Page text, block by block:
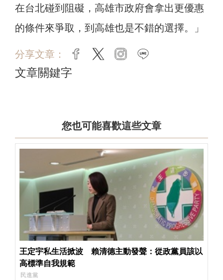
在台北碰到阻礙，高雄市政府會拿出更優惠
的條件來爭取，到高雄也是不錯的選擇。」
分享文章： facebook
twitter instagram
文章關鍵字
您也可能喜歡這些文章
王定宇私生活掀波 賴清德主動發聲：從政黨員該以
高標準自我規範
民進黨